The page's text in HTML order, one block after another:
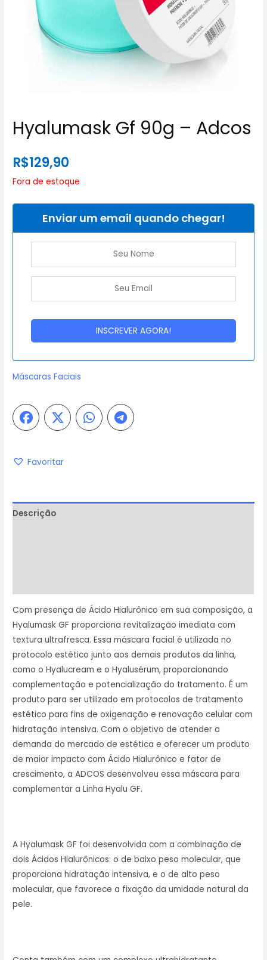
Hyalumask Gf 90g – Adcos
R$129,90
Fora de estoque
Enviar um email quando chegar!
Máscaras Faciais
Favoritar
Descrição
Com presença de Ácido Hialurônico em sua composição, a
Hyalumask GF proporciona revitalização imediata com
textura ultrafresca. Essa máscara facial é utilizada no
protocolo estético junto aos demais produtos da linha,
como o Hyalucream e o Hyalusérum, proporcionando
complementação e potencialização do tratamento. É um
produto para ser utilizado em protocolos de tratamento
estético para fins de oxigenação e renovação celular com
hidratação intensiva. Com o objetivo de atender a
demanda do mercado de estética e oferecer um produto
de maior impacto com Ácido Hialurônico e fator de
crescimento, a ADCOS desenvolveu essa máscara para
complementar a Linha Hyalu GF.
A Hyalumask GF foi desenvolvida com a combinação de
dois Ácidos Hialurônicos: o de baixo peso molecular, que
proporciona hidratação intensiva, e o de alto peso
molecular, que favorece a fixação da umidade natural da
pele.